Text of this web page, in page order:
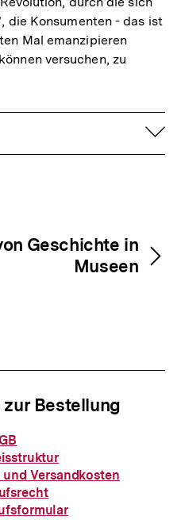
die Konsumenten - das ist
Mal emanzipieren
versuchen, zu
Geschichte in
Museen
Bestellung
Informationen
zur
Bestellung
Versandkosten